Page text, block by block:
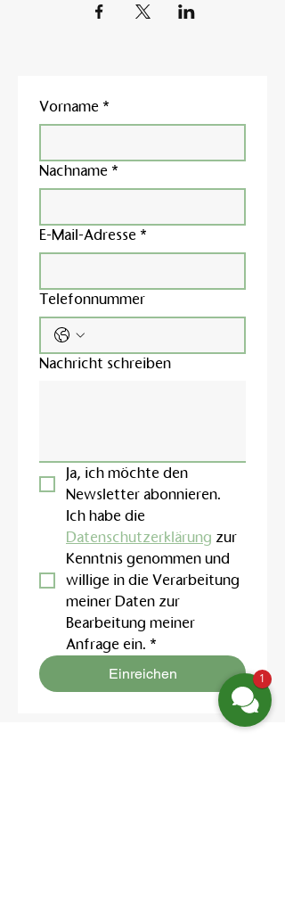
Vorname *
Nachname *
E-Mail-Adresse *
Telefonnummer
Nachricht schreiben
Ja, ich möchte den
Newsletter abonnieren.
Datenschutzerklärung zur
Kenntnis genommen und
willige in die Verarbeitung
meiner Daten zur
Bearbeitung meiner
Anfrage ein. *
Einreichen 1